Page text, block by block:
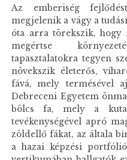
Az emberiség
megjelenik a vágy a
óta arra törekszik, hogy
megértse
tapasztalatokra tegyen
növekszik életerős,
fává, mely termésével
Debreceni Egyetem
bölcs fa, mely a
tevékenységével apró
zöldellő fákat, az általa
a hazai képzési